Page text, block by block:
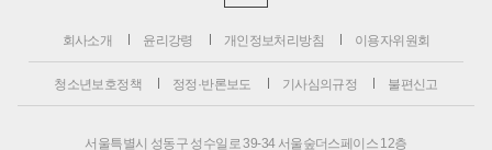
회사소개 윤리강령 개인정보처리방침 이용자위원회
청소년보호정책 정정·반론보도 기사심의규정 불편신고
서울특별시 성동구 성수일로 39-34 서울숲더스페이스 12층